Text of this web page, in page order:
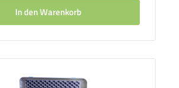
In den Warenkorb